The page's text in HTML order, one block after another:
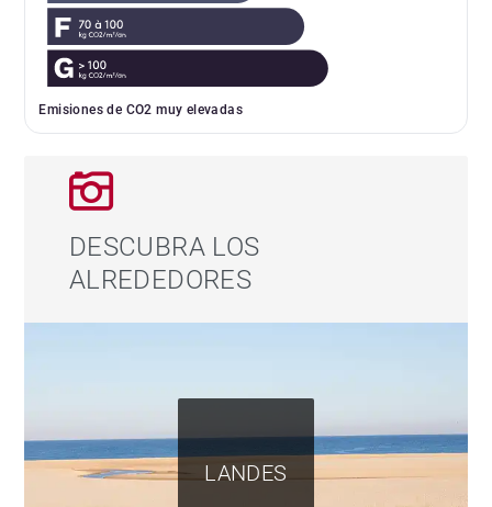
Emisiones de CO2 muy elevadas
DESCUBRA LOS
ALREDEDORES
LANDES